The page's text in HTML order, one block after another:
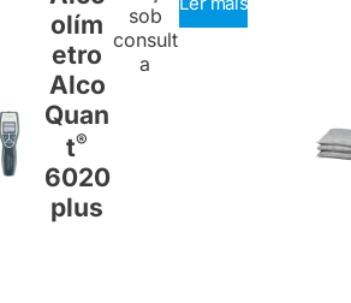
olím
etro
Alco
Quan
t®
6020
plus
sob
consult
a